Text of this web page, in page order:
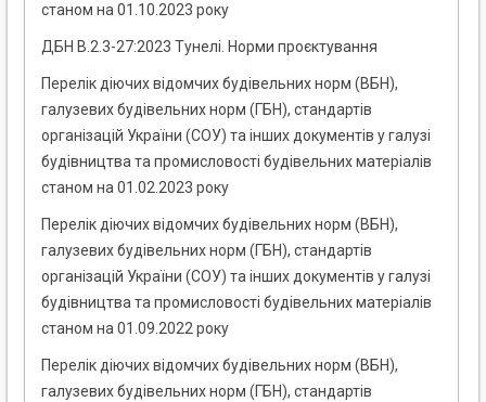
станом на 01.10.2023 року
ДБН В.2.3-27:2023 Тунелі. Норми проєктування
Перелік діючих відомчих будівельних норм (ВБН),
галузевих будівельних норм (ГБН), стандартів
організацій України (СОУ) та інших документів у галузі
будівництва та промисловості будівельних матеріалів
станом на 01.02.2023 року
Перелік діючих відомчих будівельних норм (ВБН),
галузевих будівельних норм (ГБН), стандартів
організацій України (СОУ) та інших документів у галузі
будівництва та промисловості будівельних матеріалів
станом на 01.09.2022 року
Перелік діючих відомчих будівельних норм (ВБН),
галузевих будівельних норм (ГБН), стандартів